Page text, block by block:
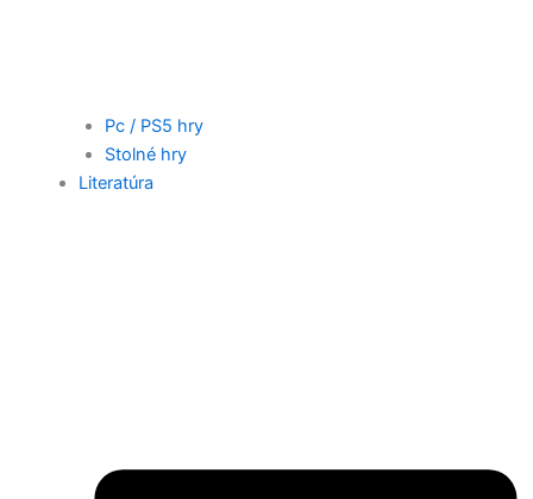
Pc / PS5 hry
Stolné hry
Literatúra